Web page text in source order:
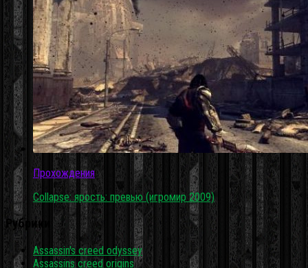
Прохождения
Collapse: ярость: превью (игромир 2009)
Рубрики
Assassin's creed odyssey
Assassins creed origins